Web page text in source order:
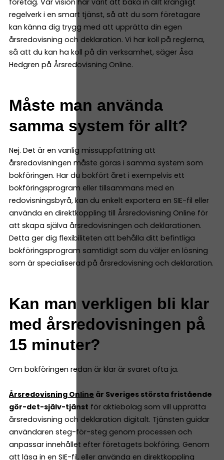
regelverk i en smart tjänst, så att du som företagare
kan känna dig trygg med att upprätta din egen
årsredovisning och deklaration. Vi har koll på reglerna,
så att du kan ha koll på din verksamhet, säger Åsa
Hedgren på Årsredovisning Online.
Måste man använda
samma system för allt?
Nej. Det är en vanlig missuppfattning att
årsredovisningen måste göras i samma system som
bokföringen. Har du bokfört året i exempelvis ett
bokföringsprogram eller tillsammans med en
redovisningsbyrå, kan du enkelt exportera en SIE-fil eller
använda en direktkoppling till Årsredovisning Online för
att skapa själva årsredovisningen och deklarationen.
Detta ger dig flexibiliteten att behålla ditt befintliga
bokföringsprogram samtidigt som du väljer en lösning
som är specialiserad på årsredovisning och deklaration.
Kan man verkligen bli klar
med årsredovisningen på
15 minuter?
Om bokföringen redan är klar är svaret ofta ja.
Årsredovisning Online är Sveriges största fristående
gör-det-själv-tjänst för aktiebolag som vill upprätta
årsredovisning och deklaration digitalt. Tjänsten guidar
användaren steg-för-steg genom processen och
anpassar innehållet efter företagets bokföring. Genom
att läsa in en SIE-fil, eller använda en direktkoppling